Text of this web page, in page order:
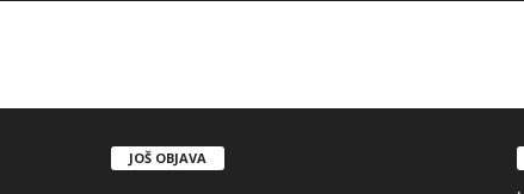
JOŠ OBJAVA